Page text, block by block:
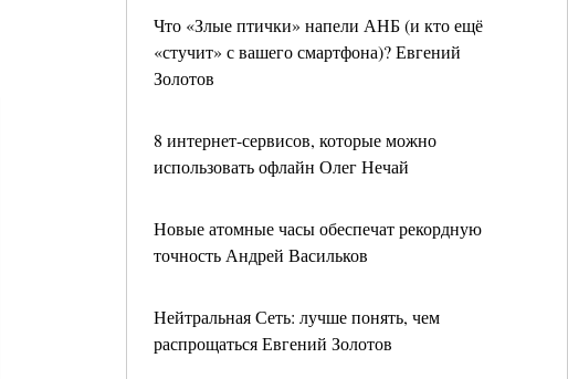
Что «Злые птички» напели АНБ (и кто ещё
«стучит» с вашего смартфона)? Евгений
Золотов
8 интернет-сервисов, которые можно
использовать офлайн Олег Нечай
Новые атомные часы обеспечат рекордную
точность Андрей Васильков
Нейтральная Сеть: лучше понять, чем
распрощаться Евгений Золотов